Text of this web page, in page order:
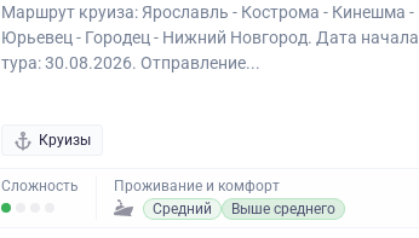
Маршрут круиза: Ярославль - Кострома - Кинешма -
Юрьевец - Городец - Нижний Новгород. Дата начала
тура: 30.08.2026. Отправление...
Круизы
Сложность
Проживание и комфорт
Средний
Выше среднего